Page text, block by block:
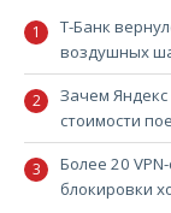
Т-Банк
воздушных
Зачем Яндекс
стоимости
Более 20
блокировки